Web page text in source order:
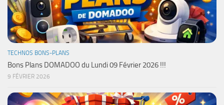
TECHNOS BONS-PLANS
Bons Plans DOMADOO du Lundi 09 Février 2026 !!!
9 FÉVRIER 2026